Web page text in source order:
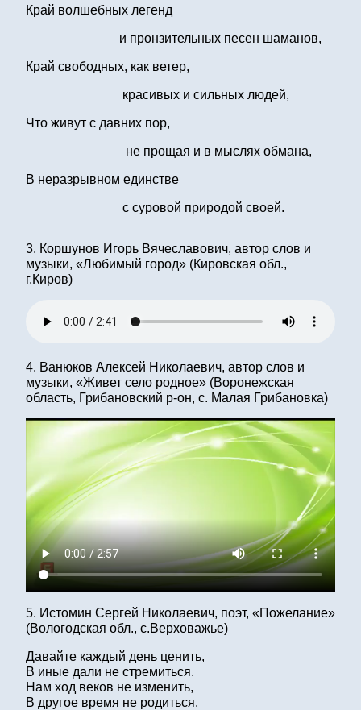
Край волшебных легенд
и пронзительных песен шаманов,
Край свободных, как ветер,
красивых и сильных людей,
Что живут с давних пор,
не прощая и в мыслях обмана,
В неразрывном единстве
с суровой природой своей.
3. Коршунов Игорь Вячеславович, автор слов и
музыки, «Любимый город» (Кировская обл.,
г.Киров)
4. Ванюков Алексей Николаевич, автор слов и
музыки, «Живет село родное» (Воронежская
область, Грибановский р-он, с. Малая Грибановка)
5. Истомин Сергей Николаевич, поэт, «Пожелание»
(Вологодская обл., с.Верховажье)
Давайте каждый день ценить,
В иные дали не стремиться.
Нам ход веков не изменить,
В другое время не родиться.